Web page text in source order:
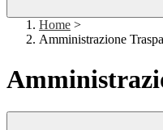
Home >
Amministrazione